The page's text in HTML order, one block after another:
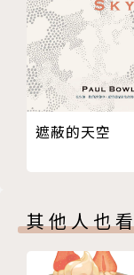
詩的煉丹術
註釋
參考書目
無盡的搜尋
註釋
參考書目
參考書目
參考篇目
擺盪於孤獨與幻
遮蔽的天空
其他人也